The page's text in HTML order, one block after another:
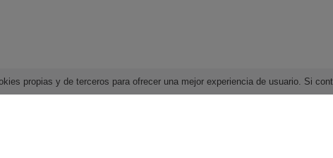
propias y de terceros para ofrecer una mejor experiencia de usuario. Si